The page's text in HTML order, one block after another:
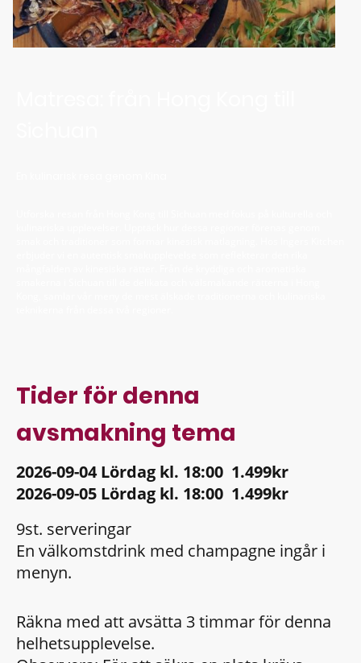
Tider för denna
avsmakning tema
2026-09-04 Lördag kl. 18:00 1.499kr
2026-09-05 Lördag kl. 18:00 1.499kr
9st. serveringar
En välkomstdrink med champagne ingår i
menyn.
Räkna med att avsätta 3 timmar för denna
helhetsupplevelse.